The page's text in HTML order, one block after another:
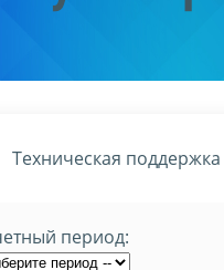
Техническая поддержка
период: